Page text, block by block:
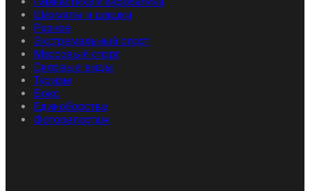
Шахматы и шашки
Разное
Экстремальный спорт
Массовый спорт
Силовые виды
Туризм
Бокс
Единоборства
Фоторепортаж